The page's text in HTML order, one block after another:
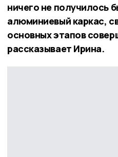
ничего не получилось
алюминиевый каркас,
основных этапов
рассказывает Ирина.